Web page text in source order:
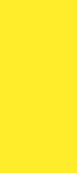
di iniziare il tuo
percentuali di
ma le tue
fecondazione in
su alcuni dei
della tua
scarsa
importante